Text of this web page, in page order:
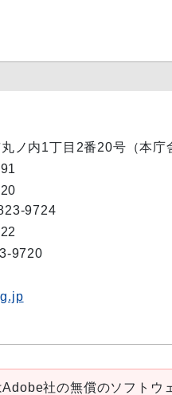
ノ内1丁目2番20号（本庁
9724
9720
社の無償のソフト